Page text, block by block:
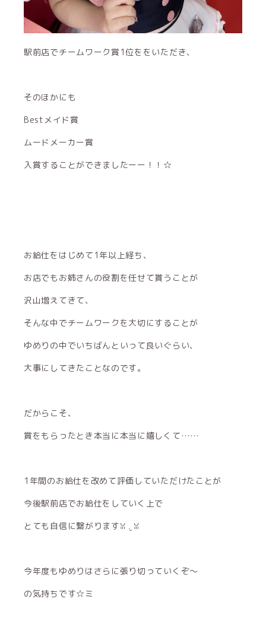
駅前店でチームワーク賞1位ををいただき、
そのほかにも
Bestメイド賞
ムードメーカー賞
入賞することができましたーー！！☆
お給仕をはじめて1年以上経ち、
お店でもお姉さんの役割を任せて貰うことが
沢山増えてきて、
そんな中でチームワークを大切にすることが
ゆめりの中でいちばんといって良いぐらい、
大事にしてきたことなのです。
だからこそ、
賞をもらったとき本当に本当に嬉しくて……
1年間のお給仕を改めて評価していただけたことが
今後駅前店でお給仕をしていく上で
とても自信に繋がりますꈍ .̮ ꈍ
今年度もゆめりはさらに張り切っていくぞ〜
の気持ちです☆ミ